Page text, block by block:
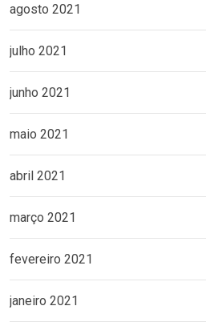
agosto 2021
julho 2021
junho 2021
maio 2021
abril 2021
março 2021
fevereiro 2021
janeiro 2021